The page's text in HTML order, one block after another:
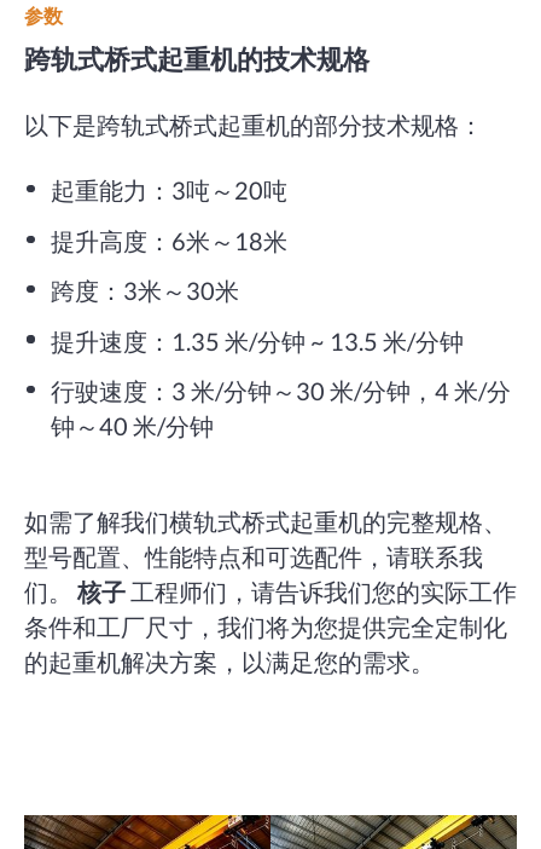
参数
跨轨式桥式起重机的技术规格
以下是跨轨式桥式起重机的部分技术规格：
起重能力：3吨～20吨
提升高度：6米～18米
跨度：3米～30米
提升速度：1.35 米/分钟 ~ 13.5 米/分钟
行驶速度：3 米/分钟～30 米/分钟，4 米/分
钟～40 米/分钟
如需了解我们横轨式桥式起重机的完整规格、
型号配置、性能特点和可选配件，请联系我
们。 核子工程师们，请告诉我们您的实际工作
条件和工厂尺寸，我们将为您提供完全定制化
的起重机解决方案，以满足您的需求。